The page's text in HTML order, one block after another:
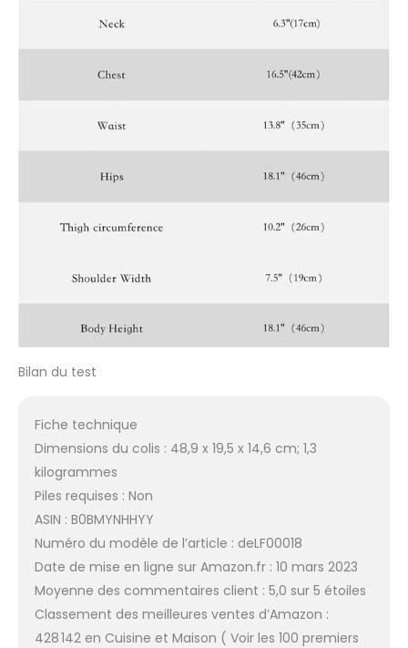
Bilan du test
Fiche technique
Dimensions du colis : 48,9 x 19,5 x 14,6 cm; 1,3
kilogrammes
Piles requises : Non
ASIN : B0BMYNHHYY
Numéro du modèle de l’article : deLF00018
Date de mise en ligne sur Amazon.fr : 10 mars 2023
Moyenne des commentaires client : 5,0 sur 5 étoiles
Classement des meilleures ventes d’Amazon :
428 142 en Cuisine et Maison ( Voir les 100 premiers